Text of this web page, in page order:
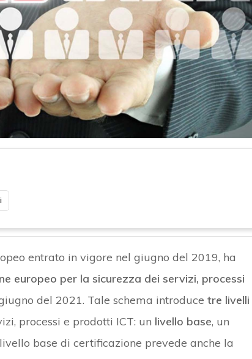
entrato in vigore nel giugno del 2019, ha
europeo per la sicurezza dei servizi, processi
del 2021. Tale schema introduce tre livelli
processi e prodotti ICT: un livello base, un
base di certificazione prevede anche la
C